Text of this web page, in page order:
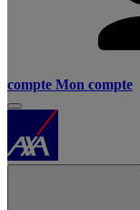
compte Mon compte